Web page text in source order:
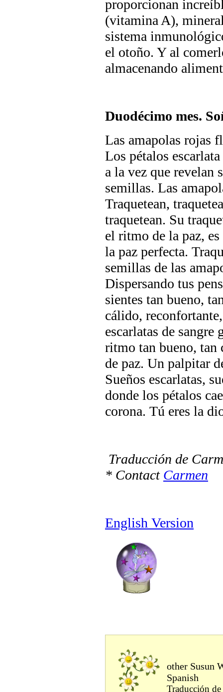
proporcionan
(vitamina A),
sistema
el otoño. Y al
almacenando
Duodécimo mes.
Las amapolas rojas
Los pétalos
a la vez que revelan
semillas. Las
Traquetean,
traquetean. Su
el ritmo de la paz,
la paz perfecta.
semillas de las
Dispersando tus
sientes tan bueno,
cálido,
escarlatas de
ritmo tan bueno, tan
de paz. Un palpitar
Sueños escarlatas,
donde los pétalos
corona. Tú eres la
Traducción de
* Contact Carmen
English Version
other Susun
Spanish
Traducción de